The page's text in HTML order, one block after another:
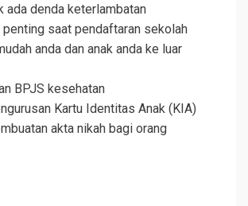
ada denda keterlambatan
penting saat pendaftaran sekolah
anda dan anak anda ke luar
BPJS kesehatan
Kartu Identitas Anak (KIA)
akta nikah bagi orang